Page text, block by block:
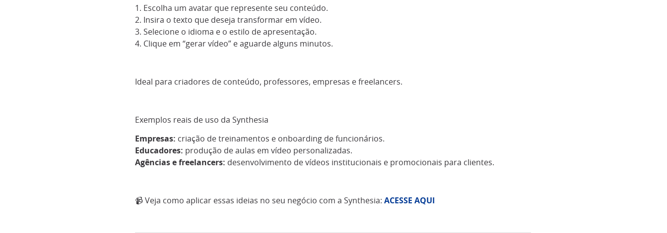
1. Escolha um avatar que represente seu conteúdo.
2. Insira o texto que deseja transformar em vídeo.
3. Selecione o idioma e o estilo de apresentação.
4. Clique em “gerar vídeo” e aguarde alguns minutos.
Ideal para criadores de conteúdo, professores, empresas e freelancers.
Exemplos reais de uso da Synthesia
Empresas: criação de treinamentos e onboarding de funcionários.
Educadores: produção de aulas em vídeo personalizadas.
Agências e freelancers: desenvolvimento de vídeos institucionais e promocionais para clientes.
📹 Veja como aplicar essas ideias no seu negócio com a Synthesia: ACESSE AQUI